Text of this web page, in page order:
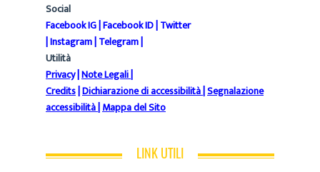
Social
Facebook IG|Facebook ID|Twitter
|Instagram|Telegram|
Utilità
Privacy|Note Legali|
Credits|Dichiarazione di accessibilità|Segnalazione
accessibilità|Mappa del Sito
LINK UTILI